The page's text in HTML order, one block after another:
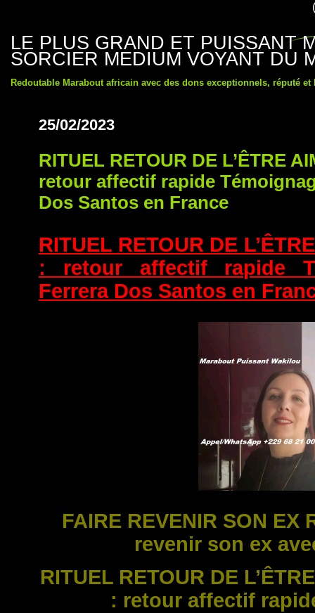
LE PLUS GRAND ET PUISSANT
SORCIER MEDIUM VOYANT DU
Redoutable Marabout africain avec des dons exceptionnels, réputé et
25/02/2023
RITUEL RETOUR DE L’ÊTRE
retour affectif rapide
Dos Santos en France
RITUEL RETOUR DE
: retour affectif rapide
Ferrera Dos Santos en
FAIRE REVENIR SON EX
revenir son ex
RITUEL RETOUR DE
: retour affectif